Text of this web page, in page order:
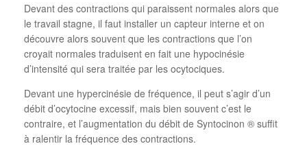
Devant des contractions qui paraissent normales alors que
le travail stagne, il faut installer un capteur interne et on
découvre alors souvent que les contractions que l’on
croyait normales traduisent en fait une hypocinésie
d’intensité qui sera traitée par les ocytociques.
Devant une hypercinésie de fréquence, il peut s’agir d’un
débit d’ocytocine excessif, mais bien souvent c’est le
contraire, et l’augmentation du débit de Syntocinon ® suffit
à ralentir la fréquence des contractions.